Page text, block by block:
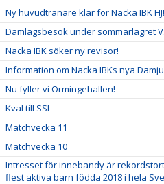
Ny huvudtränare klar för Nacka IBK HJ!
Damlagsbesök under sommarlägret
Nacka IBK söker ny revisor!
Information om Nacka IBKs nya
Nu fyller vi Ormingehallen!
Kval till SSL
Matchvecka 11
Matchvecka 10
Intresset för innebandy är rekordstort
flest aktiva barn födda 2018 i hela